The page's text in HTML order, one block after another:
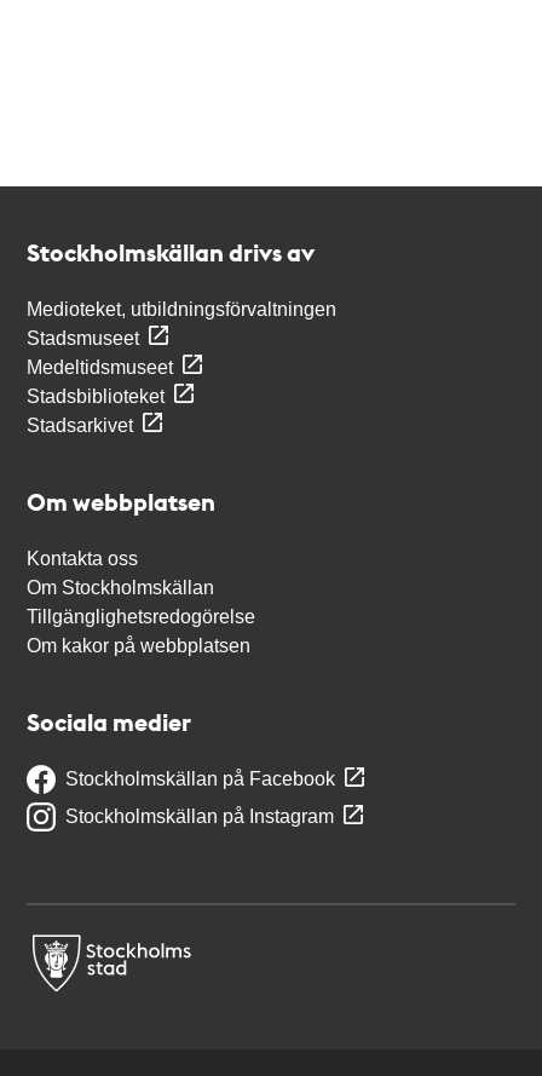
Stockholmskällan drivs av
Medioteket, utbildningsförvaltningen
Stadsmuseet
Medeltidsmuseet
Stadsbiblioteket
Stadsarkivet
Om webbplatsen
Kontakta oss
Om Stockholmskällan
Tillgänglighetsredogörelse
Om kakor på webbplatsen
Sociala medier
Stockholmskällan på Facebook
Stockholmskällan på Instagram